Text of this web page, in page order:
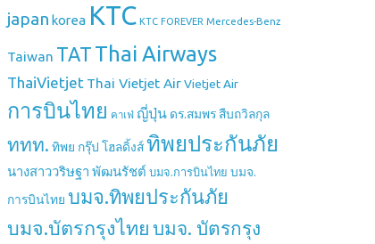
japan korea KTC KTC FOREVER Mercedes-Benz
Taiwan TAT Thai Airways
ThaiVietjet Thai Vietjet AirVietjet Air
การบินไทย คาเฟ่ ญี่ปุ่น ดร.สมพร สืบถวิลกุล
ททท. ทิพย กรุ๊ป โฮลดิ้งส์ทิพยประกันภัย
นางสาววริษฐา พัฒนรัชต์ บมจ.การบินไทย บมจ.
การบินไทย บมจ.ทิพยประกันภัย
บมจ.บัตรกรุงไทย บมจ. บัตรกรุง